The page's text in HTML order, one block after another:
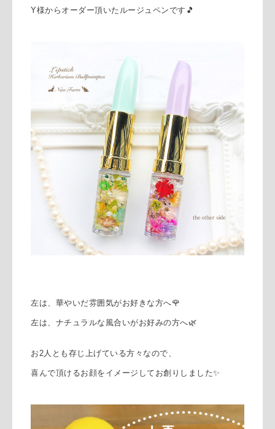
Y様からオーダー頂いたルージュペンです🎵
左は、華やいだ雰囲気がお好きな方へ🌹
左は、ナチュラルな風合いがお好みの方へ🌿
お2人とも存じ上げている方々なので、
喜んで頂けるお顔をイメージしてお創りしました✨